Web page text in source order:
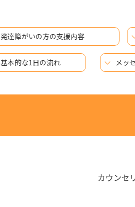
発達障がいの方の支援内容
基本的な1日の流れ メッ
カウンセ